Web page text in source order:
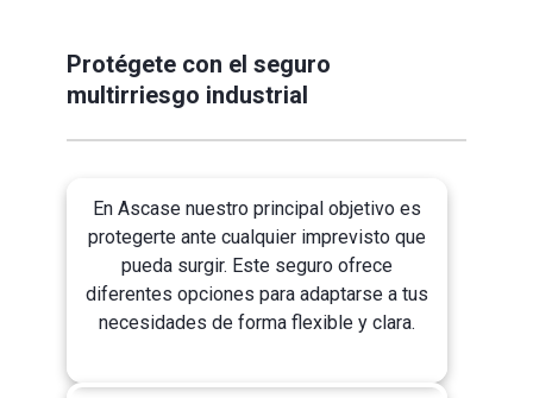
Protégete con el seguro
multirriesgo industrial
En Ascase nuestro principal objetivo es
protegerte ante cualquier imprevisto que
pueda surgir. Este seguro ofrece
diferentes opciones para adaptarse a tus
necesidades de forma flexible y clara.